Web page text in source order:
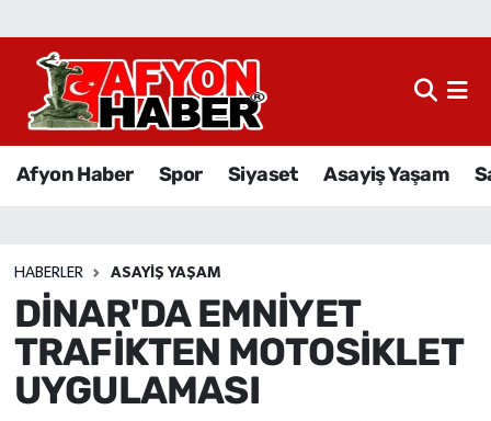
Afyon Haber Spor Siyaset Asayiş Yaşam
HABERLER ASAYIŞ YAŞAM
DİNAR'DA EMNİYET
TRAFİKTEN MOTOSİKLET
UYGULAMASI
Afyon Haber
Sağlık
Eğitim